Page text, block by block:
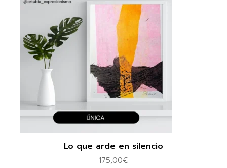
Lo que arde en silencio
175,00€